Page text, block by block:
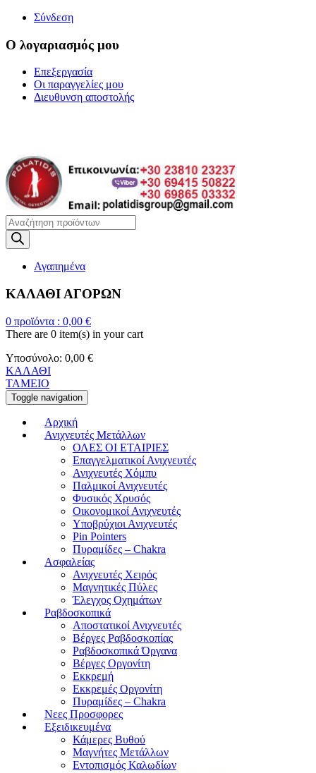
Σύνδεση
Ο λογαριασμός μου
Επεξεργασία
Οι παραγγελίες μου
Διευθυνση αποστολής
Products
search
Αγαπημένα
ΚΑΛΑΘΙ ΑΓΟΡΩΝ
0 προϊόντα : 0,00 €
There are 0 item(s) in your cart
Υποσύνολο: 0,00 €
ΚΑΛΑΘΙ
ΤΑΜΕΙΟ
Toggle navigation
Αρχική
Ανιχνευτές Μετάλλων
ΟΛΕΣ ΟΙ ΕΤΑΙΡΙΕΣ
Επαγγελματικοί Ανιχνευτές
Ανιχνευτές Χόμπυ
Παλμικοί Ανιχνευτές
Φυσικός Χρυσός
Οικονομικοί Ανιχνευτές
Υποβρύχιοι Ανιχνευτές
Pin Pointers
Πυραμίδες – Chakra
Ασφαλείας
Ανιχνευτές Χειρός
Μαγνητικές Πύλες
Έλεγχος Οχημάτων
Ραβδοσκοπικά
Αποστατικοί Ανιχνευτές
Βέργες Ραβδοσκοπίας
Ραβδοσκοπικά Όργανα
Βέργες Οργονίτη
Εκκρεμή
Εκκρεμές Οργονίτη
Πυραμίδες – Chakra
Νεες Προσφορες
Εξειδικευμένα
Κάμερες Βυθού
Μαγνήτες Μετάλλων
Εντοπισμός Καλωδίων